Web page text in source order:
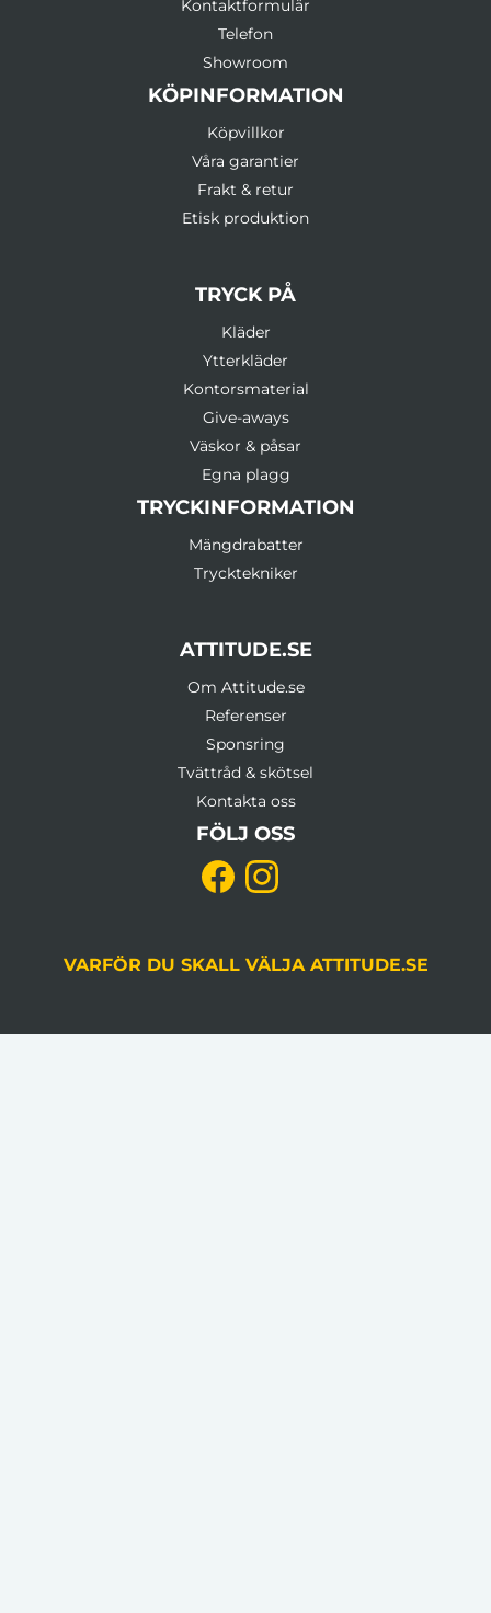
Kontaktformulär
Telefon
Showroom
KÖPINFORMATION
Köpvillkor
Våra garantier
Frakt & retur
Etisk produktion
TRYCK PÅ
Kläder
Ytterkläder
Kontorsmaterial
Give-aways
Väskor & påsar
Egna plagg
TRYCKINFORMATION
Mängdrabatter
Trycktekniker
ATTITUDE.SE
Om Attitude.se
Referenser
Sponsring
Tvättråd & skötsel
Kontakta oss
FÖLJ OSS
VARFÖR DU SKALL VÄLJA ATTITUDE.SE